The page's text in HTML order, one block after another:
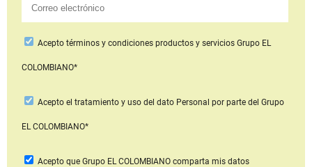
Aceptotérminos y condiciones productos y serviciosGrupo EL
COLOMBIANO*
Acepto el tratamiento y uso del dato Personal por parte del Grupo
EL COLOMBIANO*
Acepto que Grupo EL COLOMBIANOcomparta mis datos